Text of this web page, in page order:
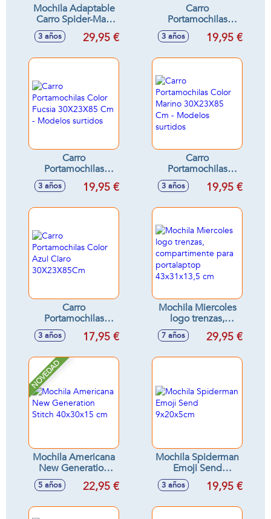
Mochila Adaptable
Carro Spider-Man
"Great Power"
32X42X14Cm
3 años 29,95 €
Carro
Portamochilas
Color Negro
30X23X85Cm -
3 años 19,95 €
Carro
Portamochilas
Color Fucsia
30X23X85 Cm -
3 años 19,95 €
Carro
Portamochilas
Color Marino
30X23X85 Cm -
3 años 19,95 €
Carro
Portamochilas
Color Azul Claro
30X23X85Cm
3 años 17,95 €
Mochila Miercoles
logo trenzas,
compartimente
para portalaptop
7 años 29,95 €
NOVEDAD
Mochila Americana
New Generation
Stitch 40x30x15 cm
5 años 22,95 €
Mochila Spiderman
Emoji Send
9x20x5cm
3 años 19,95 €